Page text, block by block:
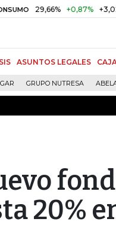
29,66% +0,87% +3,02%
ASUNTOS LEGALES
GRUPO NUTRESA
20%